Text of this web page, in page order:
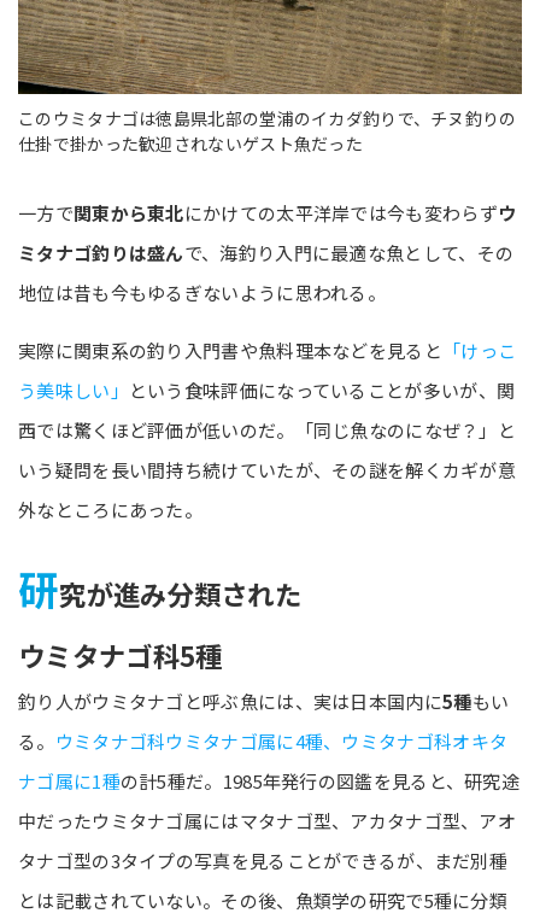
このウミタナゴは徳島県北部の堂浦のイカダ釣りで、チヌ釣りの
仕掛で掛かった歓迎されないゲスト魚だった
一方で関東から東北にかけての太平洋岸では今も変わらずウ
ミタナゴ釣りは盛んで、海釣り入門に最適な魚として、その
地位は昔も今もゆるぎないように思われる。
実際に関東系の釣り入門書や魚料理本などを見ると 「けっこ
う美味しい」 という食味評価になっていることが多いが、関
西では驚くほど評価が低いのだ。「同じ魚なのになぜ？」と
いう疑問を長い間持ち続けていたが、その謎を解くカギが意
外なところにあった。
研究が進み分類された
ウミタナゴ科5種
釣り人がウミタナゴと呼ぶ魚には、実は日本国内に5種もい
る。 ウミタナゴ科ウミタナゴ属に4種、ウミタナゴ科オキタ
ナゴ属に1種の計5種だ。1985年発行の図鑑を見ると、研究途
中だったウミタナゴ属にはマタナゴ型、アカタナゴ型、アオ
タナゴ型の3タイプの写真を見ることができるが、まだ別種
とは記載されていない。その後、魚類学の研究で5種に分類